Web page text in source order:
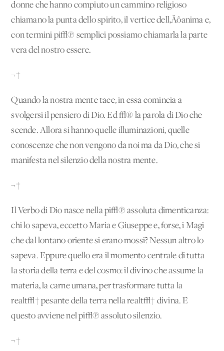
donne che hanno compiuto un cammino religioso
chiamano la punta dello spirito, il vertice dell‚Äôanima e,
con termini pi√π semplici possiamo chiamarla la parte
vera del nostro essere.
¬†
Quando la nostra mente tace, in essa comincia a
svolgersi il pensiero di Dio. Ed √® la parola di Dio che
scende. Allora si hanno quelle illuminazioni, quelle
conoscenze che non vengono da noi ma da Dio, che si
manifesta nel silenzio della nostra mente.
¬†
Il Verbo di Dio nasce nella pi√π assoluta dimenticanza:
chi lo sapeva, eccetto Maria e Giuseppe e, forse, i Magi
che dal lontano oriente si erano mossi? Nessun altro lo
sapeva. Eppure quello era il momento centrale di tutta
la storia della terra e del cosmo: il divino che assume la
materia, la carne umana, per trasformare tutta la
realt√† pesante della terra nella realt√† divina. E
questo avviene nel pi√π assoluto silenzio.
¬†